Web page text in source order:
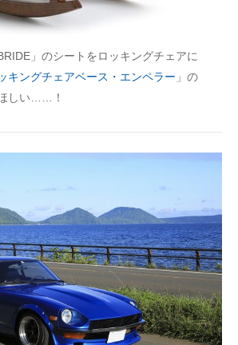
」のシートをロッキングチェアに
キングチェアベース・エンペラー 」の
しい……！